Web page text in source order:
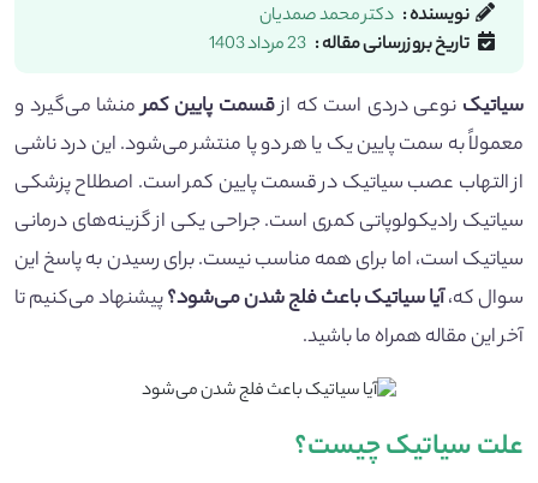
نویسنده : دکتر محمد صمدیان
تاریخ بروزرسانی مقاله : 23 مرداد 1403
سیاتیک نوعی دردی است که ازقسمت پایین کمرمنشا می‌گیرد و
معمولاً به سمت پایین یک یا هر دو پا منتشر می‌شود. این درد ناشی
از التهاب عصب سیاتیک در قسمت پایین کمر است. اصطلاح پزشکی
سیاتیک رادیکولوپاتی کمری است. جراحی یکی از گزینه‌های درمانی
سیاتیک است، اما برای همه مناسب نیست. برای رسیدن به پاسخ این
سوال که،آیا سیاتیک باعث فلج شدن می‌شود؟پیشنهاد می‌کنیم تا
آخر این مقاله همراه ما باشید.
علت سیاتیک چیست؟